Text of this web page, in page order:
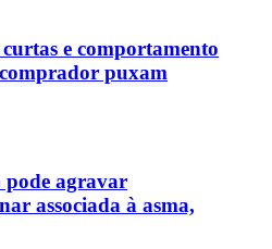
e comportamento
puxam
pode agravar
associada à asma,